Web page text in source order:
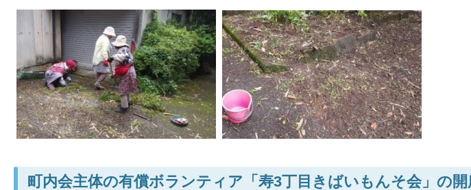
町内会主体の有償ボランティア「寿3丁目きばいもんそ会」の